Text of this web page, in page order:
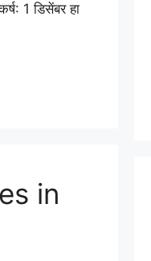
1 डिसेंबर हा
in